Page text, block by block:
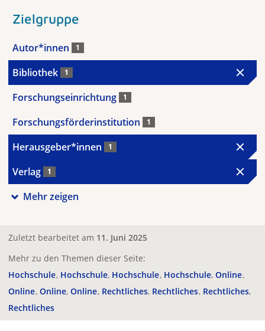
Zielgruppe
Autor*innen 1
Bibliothek 1
Forschungseinrichtung 1
Forschungsförderinstitution 1
Herausgeber*innen 1
Verlag 1
Mehr zeigen
Zuletzt bearbeitet am 11. Juni 2025
Mehr zu den Themen dieser Seite:
Hochschule Hochschule Hochschule Hochschule Online
Online Online Online Rechtliches Rechtliches Rechtliches
Rechtliches